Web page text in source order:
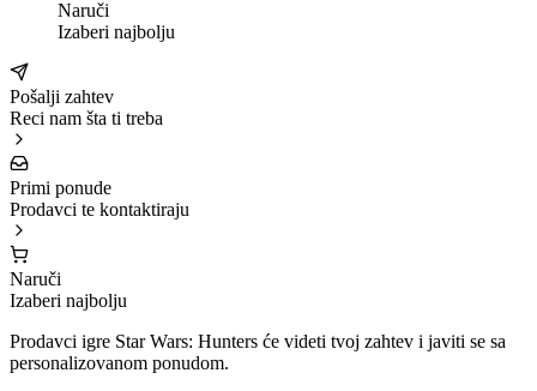
Naruči
Izaberi najbolju
Pošalji zahtev
Reci nam šta ti treba
Primi ponude
Prodavci te kontaktiraju
Naruči
Izaberi najbolju
Prodavci igre Star Wars: Hunters će videti tvoj zahtev i javiti se sa
personalizovanom ponudom.